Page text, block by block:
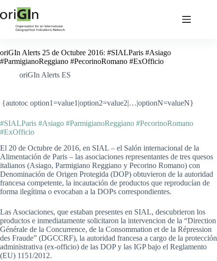
oriGIn Alerts 25 de Octubre 2016: #SIALParis #Asiago
#ParmigianoReggiano #PecorinoRomano #ExOfficio
oriGIn Alerts ES
{autotoc option1=value1|option2=value2|…|optionN=valueN}
#SIALParis #Asiago #ParmigianoReggiano #PecorinoRomano
#ExOfficio
El 20 de Octubre de 2016, en SIAL – el Salón internacional de la
Alimentación de Paris – las asociaciones representantes de tres quesos
italianos (Asiago, Parmigiano Reggiano y Pecorino Romano) con
Denominación de Origen Protegida (DOP) obtuvieron de la autoridad
francesa competente, la incautación de productos que reproducían de
forma ilegítima o evocaban a la DOPs correspondientes.
Las Asociaciones, que estaban presentes en SIAL, descubrieron los
productos e inmediatamente solicitaron la intervencion de la “Direction
Générale de la Concurrence, de la Consommation et de la Répression
des Fraude” (DGCCRF), la autoridad francesa a cargo de la protección
administrativa (ex-officio) de las DOP y las IGP bajo el Reglamento
(EU) 1151/2012.